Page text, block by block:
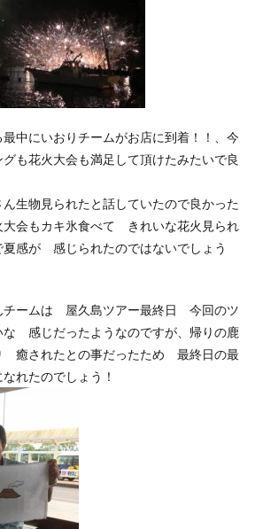
中にいおりチームがお店に到着！！、今
も花火大会も満足して頂けたみたいで良
生物見られたと話していたので良かった
大会もカキ氷食べて きれいな花火見られ
感が 感じられたのではないでしょう
チームは 屋久島ツアー最終日 今回のツ
な 感じだったようなのですが、帰りの鹿
癒されたとの事だったため 最終日の最
れたのでしょう！